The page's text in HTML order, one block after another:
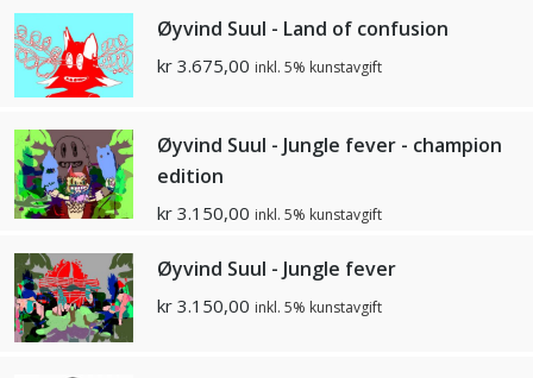
Øyvind Suul - Land of confusion
kr 3.675,00 inkl. 5% kunstavgift
Øyvind Suul - Jungle fever - champion
edition
kr 3.150,00 inkl. 5% kunstavgift
Øyvind Suul - Jungle fever
kr 3.150,00 inkl. 5% kunstavgift